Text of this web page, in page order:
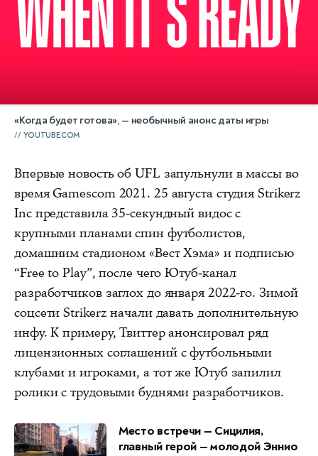
«Когда будет готова», — необычный анонс даты игры
YOUTUBE.COM
Впервые новость об UFL запульнули в массы во
время Gamescom 2021. 25 августа студия Strikerz
Inc представила 35-секундный видос с
крупными планами спин футболистов,
домашним стадионом «Вест Хэма» и подписью
“Free to Play”, после чего Ютуб-канал
разработчиков заглох до января 2022-го. Зимой
соцсети Strikerz начали давать дополнительную
инфу. К примеру, Твиттер анонсировал ряд
лицензионных соглашений с футбольными
клубами и игроками, а тот же Ютуб запилил
ролики с трудовыми буднями разработчиков.
Место встречи — Сицилия,
главный герой — молодой Эннио